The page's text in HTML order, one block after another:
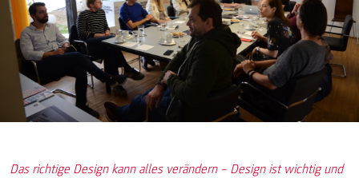
Das richtige Design kann alles verändern – Design ist wichtig und